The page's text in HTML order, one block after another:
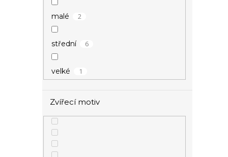
kroužek
kroužky
křídla
kříž 16
kuličky
malé 2
střední 6
velké 1
Zvířecí motiv